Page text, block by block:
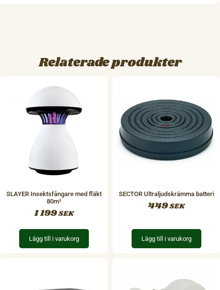
Relaterade produkter
SLAYER Insektsfångare med fläkt
80m²
1 199SEK
Lägg till i varukorg
SECTOR Ultraljudskrämma batteri
449SEK
Lägg till i varukorg